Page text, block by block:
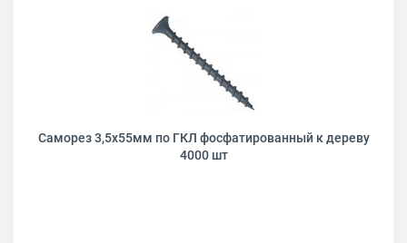
Саморез 3,5х55мм по ГКЛ фосфатированный к дереву
4000 шт